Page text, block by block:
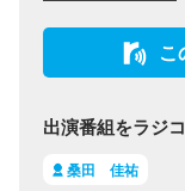
こ
出演番組をラジ
桑田 佳祐